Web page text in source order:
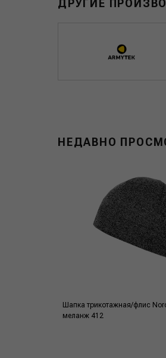
ДРУГИЕ
НЕДАВНО
Шапка трикотажная/флис
меланж 412